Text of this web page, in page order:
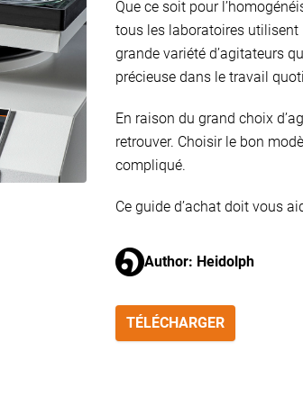
Que ce soit pour
tous les laboratoires utilisent
grande variété d’agitateurs
précieuse dans le travail
En raison du grand choix
retrouver. Choisir le bon
compliqué.
Ce guide d’achat doit vous
Author: Heidolph
TÉLÉCHARGER